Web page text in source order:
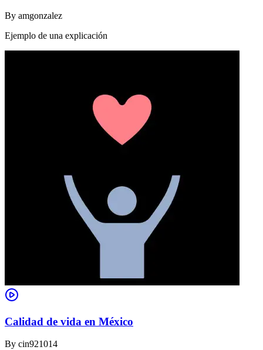
By amgonzalez
Ejemplo de una explicación
Calidad de vida en México
By cin921014